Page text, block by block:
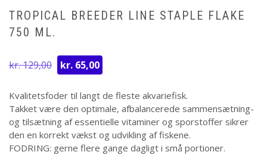
TROPICAL BREEDER LINE STAPLE FLAKE
750 ML.
kr.129,00
Den
oprindelige
pris
var:
kr. 129,00.
kr. 65,00
pris
er:
kr. 65,00.
Kvalitetsfoder til langt de fleste akvariefisk.
Takket være den optimale, afbalancerede sammensætning-
og tilsætning af essentielle vitaminer og sporstoffer sikrer
den en korrekt vækst og udvikling af fiskene.
FODRING: gerne flere gange dagligt i små portioner.